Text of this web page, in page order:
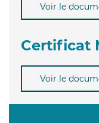
Voir le
Certificat
Voir le